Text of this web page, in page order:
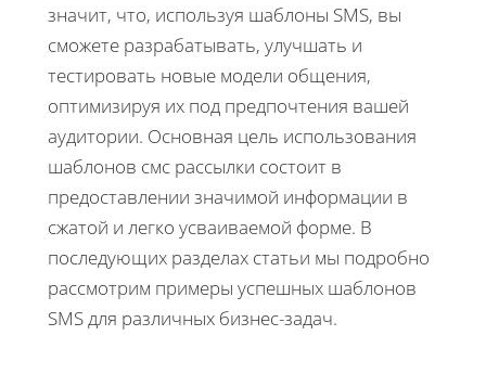
значит, что, используя шаблоны SMS, вы
сможете разрабатывать, улучшать и
тестировать новые модели общения,
оптимизируя их под предпочтения вашей
аудитории. Основная цель использования
шаблонов смс рассылки состоит в
предоставлении значимой информации в
сжатой и легко усваиваемой форме. В
последующих разделах статьи мы подробно
рассмотрим примеры успешных шаблонов
SMS для различных бизнес-задач.